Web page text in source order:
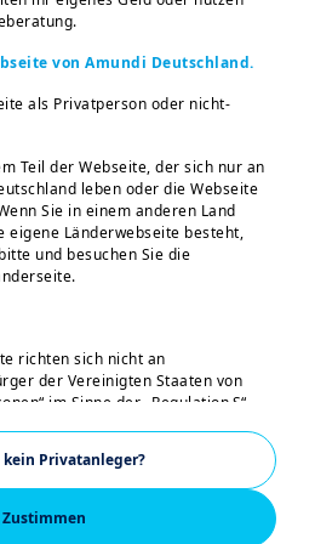
von Amundi Deutschland.
als Privatperson oder nicht-
Teil der Webseite, der sich nur an
leben oder die Webseite
Sie in einem anderen Land
eigene Länderwebseite besteht,
und besuchen Sie die
richten sich nicht an
der Vereinigten Staaten von
im Sinne der „Regulation S“
Bestimmungen betreffen
die in den Vereinigten
sind, sowie Personen- und
dem US-Recht organisiert oder
„US-Person“ sind, sind Sie
Zustimmen
kein Privatanleger?
einigen Risiken
befindet sich
vorangegangenen
in einer Phase
in der
in der Krise
Kehrtwende – ein
Finanzpaket in
Euro und
– sollen
Nachfrage ab 2026
glauben wir,
ab 2027 zu stärkerem
könnten, wenn sie
werden.